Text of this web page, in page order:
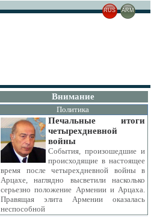
RUS ARM
Внимание
Политика
Печальные итоги
четырехдневной
войны
События, произошедшие и
происходящие в настоящее
время после четырехдневной войны в
Арцахе, наглядно высветили насколько
серьезно положение Армении и Арцаха.
Правящая элита Армении оказалась
неспособной